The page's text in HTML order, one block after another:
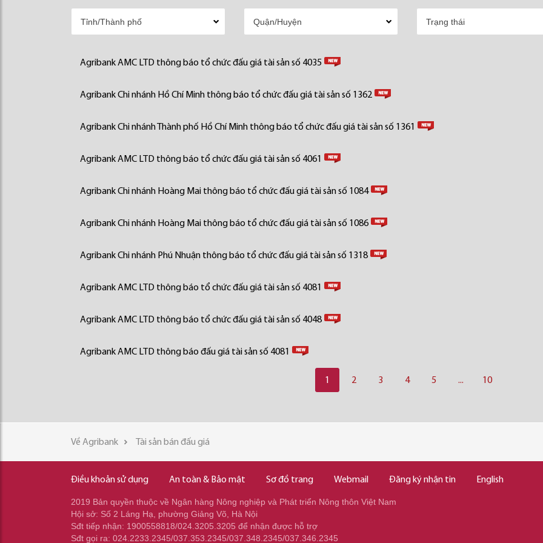
Agribank AMC LTD thông báo tổ chức đấu giá tài sản số 4035
Agribank Chi nhánh Hồ Chí Minh thông báo tổ chức đấu giá tài sản số 1362
Agribank Chi nhánh Thành phố Hồ Chí Minh thông báo tổ chức đấu giá tài sản số 1361
Agribank AMC LTD thông báo tổ chức đấu giá tài sản số 4061
Agribank Chi nhánh Hoàng Mai thông báo tổ chức đấu giá tài sản số 1084
Agribank Chi nhánh Hoàng Mai thông báo tổ chức đấu giá tài sản số 1086
Agribank Chi nhánh Phú Nhuận thông báo tổ chức đấu giá tài sản số 1318
Agribank AMC LTD thông báo tổ chức đấu giá tài sản số 4081
Agribank AMC LTD thông báo tổ chức đấu giá tài sản số 4048
Agribank AMC LTD thông báo đấu giá tài sản số 4081
1 2 3 4 5 ... 10
Về Agribank Tài sản bán đấu giá
Điều khoản sử dụng An toàn & Bảo mật Sơ đồ trang Webmail Đăng ký nhận tin English
2019 Bản quyền thuộc về Ngân hàng Nông nghiệp và Phát triển Nông thôn Việt Nam
Hội sở: Số 2 Láng Hạ, phường Giảng Võ, Hà Nội
Sđt tiếp nhận: 1900558818/024.3205.3205 để nhận được hỗ trợ
Sđt gọi ra: 024.2233.2345/037.353.2345/037.348.2345/037.346.2345